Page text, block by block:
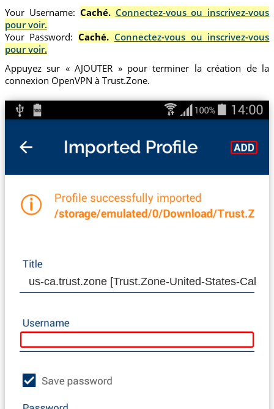
Your Username: Caché. Connectez-vous ou inscrivez-vous
pour voir.
Your Password:Caché. Connectez-vous ou inscrivez-vous
pour voir.
Appuyez sur « AJOUTER » pour terminer la création de la
connexion OpenVPN à Trust.Zone.
us-ca.trust.zone [Trust.Zone-United-States-